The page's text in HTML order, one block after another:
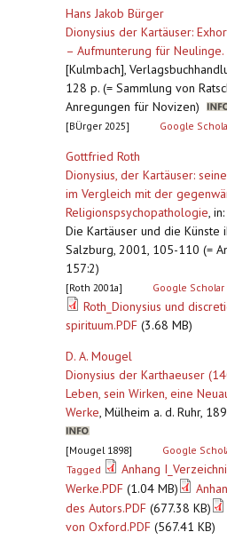
Hans Jakob Bürger
Dionysius der Kartäuser:
– Aufmunterung für Neulinge.
[Kulmbach],
128 p. (= Sammlung von
Anregungen für Novizen)
[BÜrger 2025] Google
Gottfried Roth
Dionysius, der Kartäuser:
im Vergleich mit der
Religionspsychopathologie,
Die Kartäuser und die Künste
Salzburg, 2001, 105-110 (=
157:2)
[Roth 2001a] Google Scholar
Roth_Dionysius und
spirituum.PDF (3.68 MB)
D. A. Mougel
Dionysius der Karthaeuser
Leben, sein Wirken, eine
Werke, Mülheim a. d. Ruhr,
[Mougel 1898] Google
Tagged
Anhang
Werke.PDF (1.04 MB)
des Autors.PDF (677.38 KB)
von Oxford.PDF (567.41 KB)